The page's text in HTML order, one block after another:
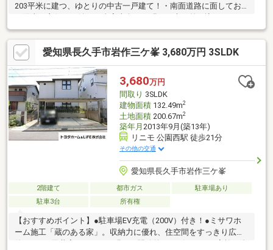
203平米に建つ、ゆとりの中古一戸建て！・南面道路に面してお
り陽当り良好！・嬉しい全室南向き！明るい光が差し込みます♪■
床暖房付で寒い季節でも快適にお過ごしいただけます！・LDK横
に和室有！来客用としても◎・各部屋収納付きでお部屋をすっき
りお使いいただけます！■大型分譲地内の為、お子様のいるご家
庭も多く、見守り合いながら子育て出来る環境！・モリコロパー
クで休日ゆったりお過ごしいただくことも可能です。・長久手市
コミュニティ「三ケ峯公園」停徒歩約8分！少しでも気になる方
は、是非お気軽にお問い合わせくださいませ！！
愛知県長久手市岩作三ケ峯 3,680万円 3SLDK
3,680万円
間取り 3SLDK
建物面積132.49m2
土地面積200.67m2
築年月 2013年9月(築13年)
リニモ 公園西駅 徒歩21分
その他の交通
愛知県長久手市岩作三ケ峯
2階建て 都市ガス
駐車場あり
駐車3台
所有権
【おすすめポイント】●駐車場EV充電（200V）付き！●ミサワホ
ーム施工「蔵のある家」。収納力に優れ、住空間をすっきり広く